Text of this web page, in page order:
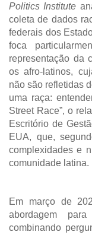
Politics Institute
coleta de dados
federais dos
foca
representação da
os afro-latinos,
não são refletidas
uma raça:
Street Race”, o
Escritório de
EUA, que,
complexidades e
comunidade latina.
Em março de
abordagem
combinando